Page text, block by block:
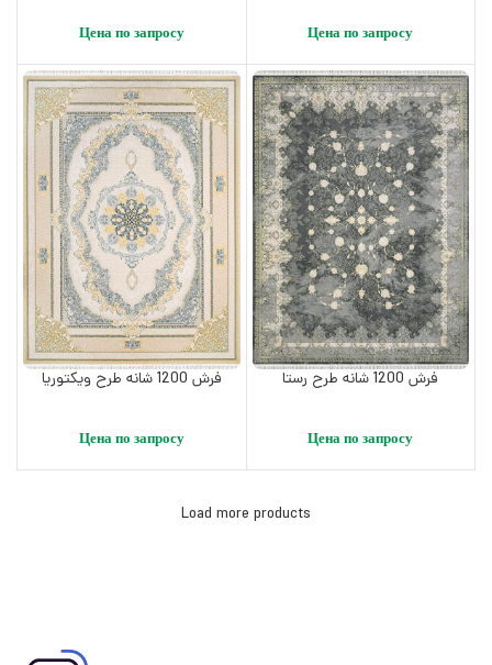
Цена по запросу Цена по запросу
فرش 1200 شانه طرح ویکتوریا
Цена по запросу
فرش 1200 شانه طرح رستا
Цена по запросу
Load more products